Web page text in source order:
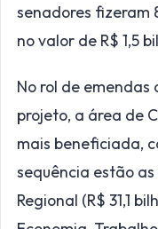
senadores fizeram
no valor de R$ 1,5
No rol de
projeto, a área de
mais beneficiada,
sequência estão
Regional (R$ 31,1